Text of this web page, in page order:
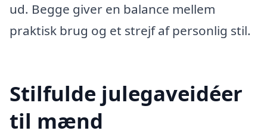
ud. Begge giver en balance mellem
praktisk brug og et strejf af personlig stil.
Stilfulde julegaveidéer
til mænd